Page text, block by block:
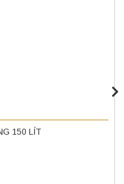
150 LÍT
BKQ-B50V BIOBASE
tiệt trùng hiệu quả